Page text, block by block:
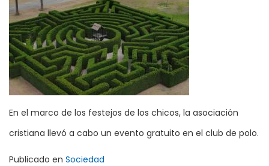
En el marco de los festejos de los chicos, la asociación
cristiana llevó a cabo un evento gratuito en el club de polo.
Publicado en Sociedad